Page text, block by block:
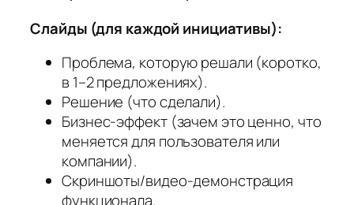
Слайды (для каждой инициативы):
Проблема, которую решали (коротко,
в 1–2 предложениях).
Решение (что сделали).
Бизнес-эффект (зачем это ценно, что
меняется для пользователя или
компании).
Скриншоты/видео-демонстрация
функционала.